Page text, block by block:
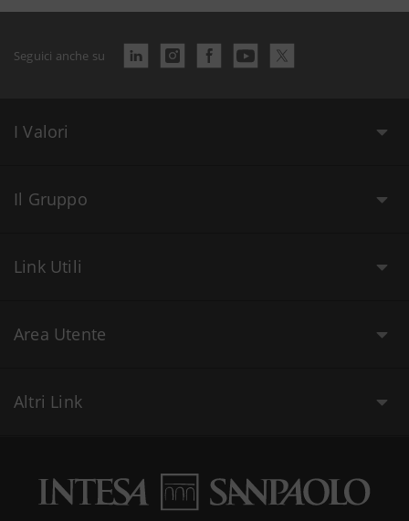
Seguici anche su
I Valori
Il Gruppo
Link Utili
Area Utente
Altri Link